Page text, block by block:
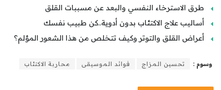
طرق الاسترخاء النفسي والبعد عن مسببات القلق
أساليب علاج الاكتئاب بدون أدوية..كن طبيب نفسك
أعراض القلق والتوتر وكيف تتخلص من هذا الشعور المؤلم؟
وسوم : تحسين المزاج فوائد الموسيقى محاربة الاكتئاب